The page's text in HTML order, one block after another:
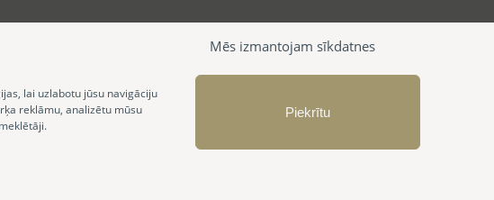
Mēs izmantojam sīkdatnes
lai uzlabotu jūsu navigāciju
reklāmu, analizētu mūsu
Piekrītu